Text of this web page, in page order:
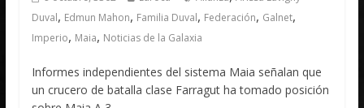
Duval, Edmun Mahon, Familia Duval, Federación, Galnet,
Imperio, Maia, Noticias de la Galaxia
Informes independientes del sistema Maia señalan que
un crucero de batalla clase Farragut ha tomado posición